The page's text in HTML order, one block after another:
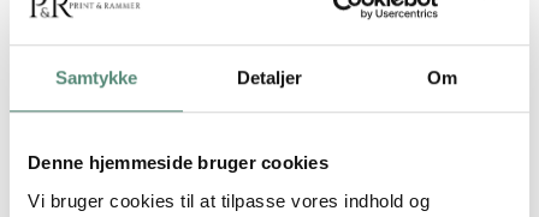
Samtykke Detaljer Om
Denne hjemmeside bruger cookies
Vi bruger cookies til at tilpasse vores indhold og
kunsten gerne må være enkel og udtryksfuld. Perfekt til
entre, soveværelse eller som del af en personlig billedvæg.
YDERLIGERE INFORMATION